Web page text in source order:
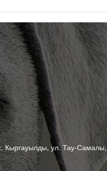
Кыргауылды, ул. Тау-